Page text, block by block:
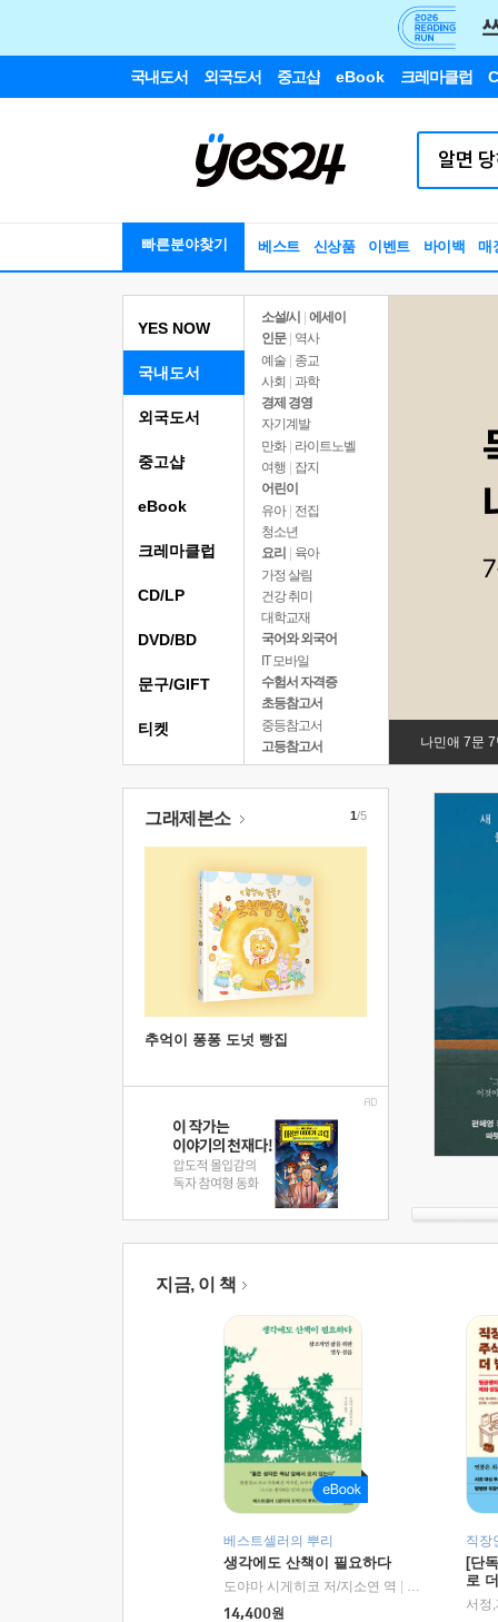
국내도서 외국도서 중고샵 eBook 크레마클럽
빠른분야찾기 베스트 신상품 이벤트 바이백 매
YES NOW
국내도서
소설/시
에세이
인문
역사
예술 | 종교
사회 | 과학
경제 경영
자기계발
만화 | 라이트노벨
여행
잡지
어린이
유아 | 전집
청소년
요리
육아
가정 살림
건강 취미
대학교재
국어와 외국어
IT 모바일
수험서 자격증
초등참고서
중등참고서
고등참고서
나민애 7문
외국도서
중고샵
eBook
크레마클럽
CD/LP
DVD/BD
문구/GIFT
티켓
그래제본소
추억이 퐁퐁 도넛 빵집
1/5
지금, 이 책
베스트셀러의 뿌리
생각에도 산책이 필요하다
도야마 시게히코 저/지소연 역
알에이치코리
14,400원
직장
[단
로